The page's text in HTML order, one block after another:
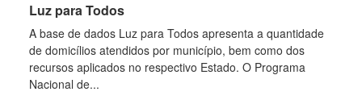
Luz para Todos
A base de dados Luz para Todos apresenta a quantidade
de domicílios atendidos por município, bem como dos
recursos aplicados no respectivo Estado. O Programa
Nacional de...